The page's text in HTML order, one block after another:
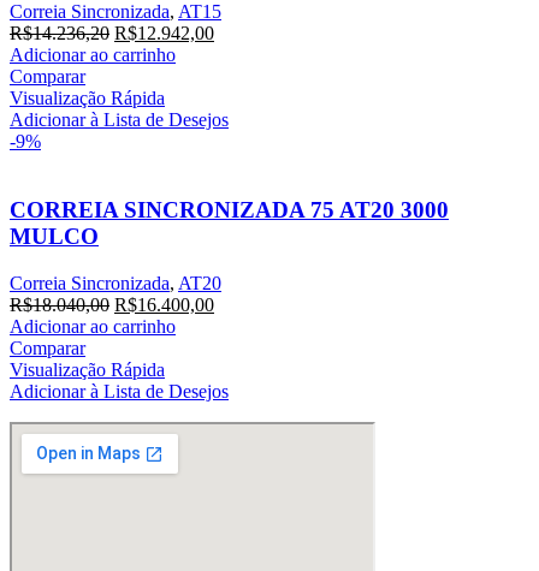
Correia Sincronizada, AT15
R$14.236,20 O
preço
era:
R$14.236,20.
R$12.942,00O
R$12.942,00.
Adicionar ao carrinho
Comparar
Visualização Rápida
Adicionar à Lista de Desejos
-9%
CORREIA SINCRONIZADA 75 AT20 3000
MULCO
Correia Sincronizada, AT20
R$18.040,00 O
preço
era:
R$18.040,00.
R$16.400,00O
R$16.400,00.
Adicionar ao carrinho
Comparar
Visualização Rápida
Adicionar à Lista de Desejos